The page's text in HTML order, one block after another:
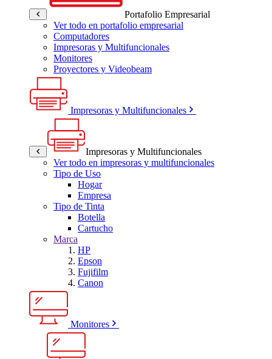
Portafolio Empresarial
Ver todo en portafolio empresarial
Computadores
Impresoras y Multifuncionales
Monitores
Proyectores y Videobeam
Impresoras y Multifuncionales
Impresoras y Multifuncionales
Ver todo en impresoras y multifuncionales
Tipo de Uso
Hogar
Empresa
Tipo de Tinta
Botella
Cartucho
Marca
HP
Epson
Fujifilm
Canon
Monitores